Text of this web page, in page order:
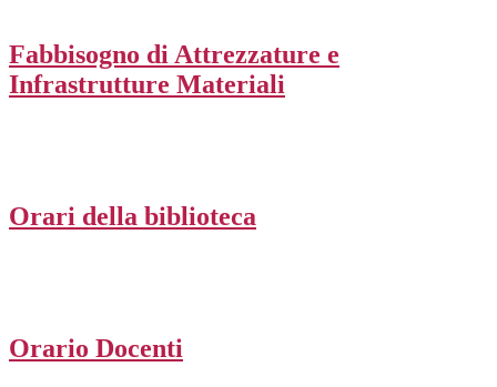
Fabbisogno di Attrezzature e
Infrastrutture Materiali
Orari della biblioteca
Orario Docenti